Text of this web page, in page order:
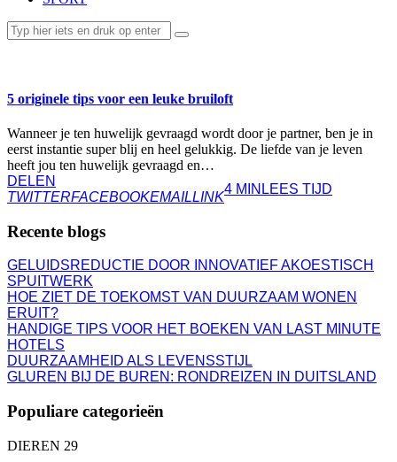
5 originele tips voor een leuke bruiloft
Wanneer je ten huwelijk gevraagd wordt door je partner, ben je in
eerst instantie super blij en heel gelukkig. De liefde van je leven
heeft jou ten huwelijk gevraagd en…
DELEN
TWITTERFACEBOOKEMAILLINK
4 MIN LEES TIJD
Recente blogs
GELUIDSREDUCTIE DOOR INNOVATIEF AKOESTISCH
SPUITWERK
HOE ZIET DE TOEKOMST VAN DUURZAAM WONEN
ERUIT?
HANDIGE TIPS VOOR HET BOEKEN VAN LAST MINUTE
HOTELS
DUURZAAMHEID ALS LEVENSSTIJL
GLUREN BIJ DE BUREN: RONDREIZEN IN DUITSLAND
Populiare categorieën
DIEREN 29